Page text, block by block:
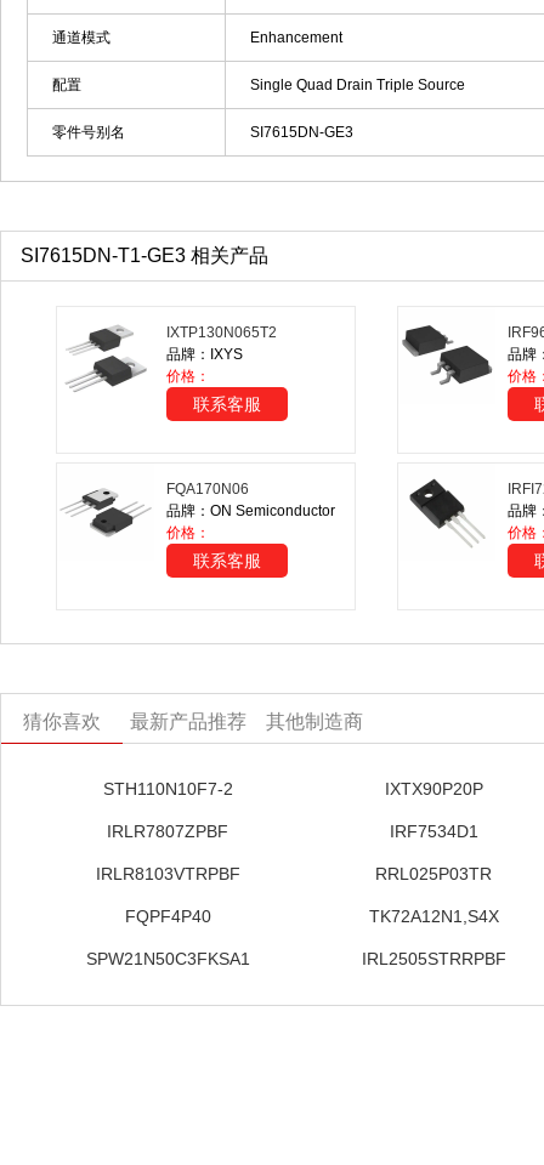
通道模式 Enhancement
配置 Single Quad Drain Triple Source
零件号别名 SI7615DN-GE3
SI7615DN-T1-GE3 相关产品
IXTP130N065T2
品牌：IXYS
价格：
联系客服
品牌
价格
FQA170N06
品牌：ON Semiconductor
价格：
联系客服
品牌
价格
猜你喜欢 最新产品推荐 其他制造商
STH110N10F7-2 IXTX90P20P
IRLR7807ZPBF IRF7534D1
IRLR8103VTRPBF RRL025P03TR
FQPF4P40 TK72A12N1,S4X
SPW21N50C3FKSA1 IRL2505STRRPBF